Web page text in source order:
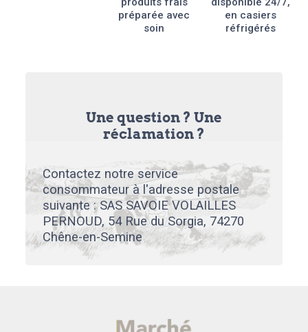
préparée avec
soin
en casiers
réfrigérés
Une question ? Une
réclamation ?
Contactez notre service
consommateur à l'adresse postale
suivante : SAS SAVOIE VOLAILLES
PERNOUD, 54 Rue du Sorgia, 74270
Chêne-en-Semine